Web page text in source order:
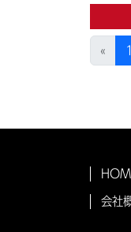
リ
無料
« 1
会社